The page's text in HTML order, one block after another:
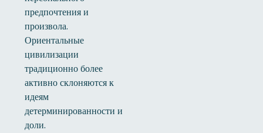
предпочтения и
произвола.
Ориентальные
цивилизации
традиционно более
активно склоняются к
идеям
детерминированности и
доли.